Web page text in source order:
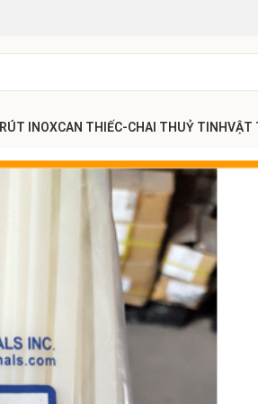
INOXCAN THIẾC-CHAI THUỶ TINHVẬT